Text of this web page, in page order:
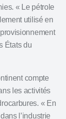
« Le pétrole
utilisé en
États du
compte
les activités
« En
l’industrie